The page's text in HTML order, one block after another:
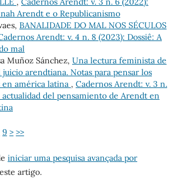
Arendt e o Republicanismo
BANALIDADE DO MAL NOS SÉCULOS
Arendt: v. 4 n. 8 (2023): Dossiê: A
mal
Muñoz Sánchez, Una lectura feminista de
arendtiana. Notas para pensar los
américa latina , Cadernos Arendt: v. 3 n.
actualidad del pensamiento de Arendt en
9 > >>
iniciar uma pesquisa avançada por
artigo.